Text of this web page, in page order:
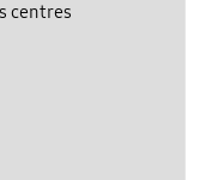
centres